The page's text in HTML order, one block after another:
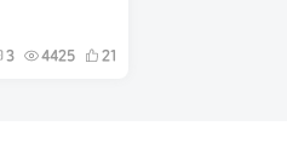
3 4425 21